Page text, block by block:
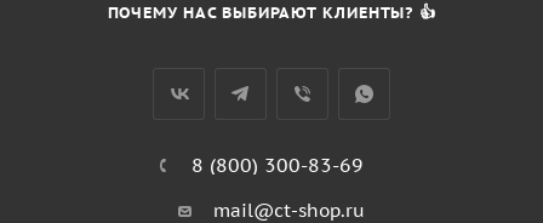
ПОЧЕМУ НАС ВЫБИРАЮТ КЛИЕНТЫ? 👍
8 (800) 300-83-69
mail@ct-shop.ru